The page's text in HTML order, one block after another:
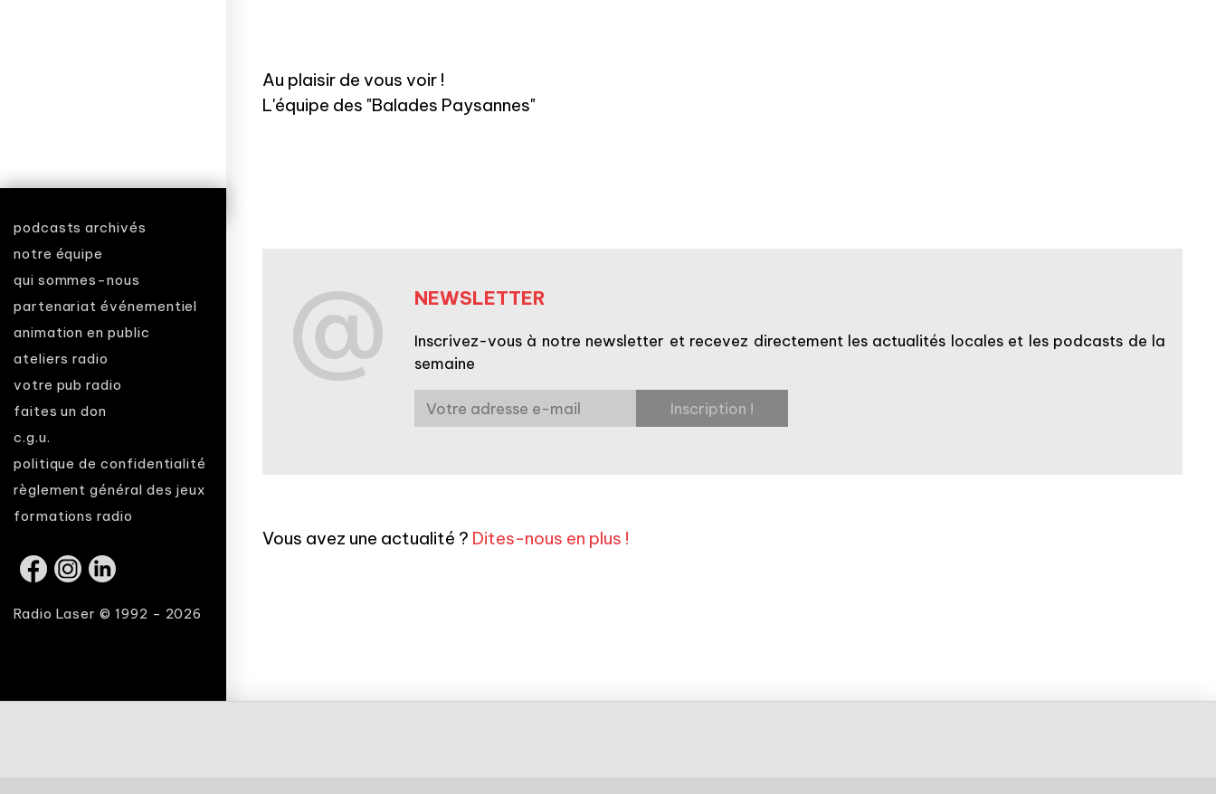
podcasts archivés
notre équipe
qui sommes-nous
partenariat événementiel
animation en public
ateliers radio
votre pub radio
faites un don
c.g.u.
politique de confidentialité
règlement général des jeux
formations radio
Radio Laser © 1992 - 2026
Au plaisir de vous voir !
L'équipe des "Balades Paysannes"
NEWSLETTER
Inscrivez-vous à notre newsletter et recevez directement les actualités locales et les podcasts de la
semaine
Vous avez une actualité ? Dites-nous en plus !